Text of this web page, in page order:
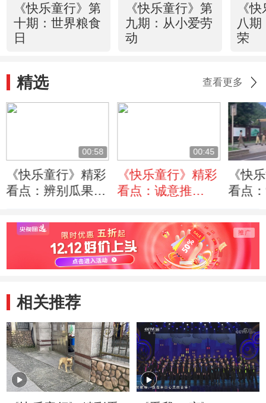
《快乐童行》第
十期：世界粮食
日
《快乐童行》第
九期：从小爱劳
动
《
八
荣
精选 查看更多
00:58
《快乐童行》精彩
看点：辨别瓜果蔬
迎来挑战
00:45
《快乐童行》精彩
看点：诚意推
对是浙江安吉余村
不可错过的美味
《快
看点
发”，
又回
相关推荐